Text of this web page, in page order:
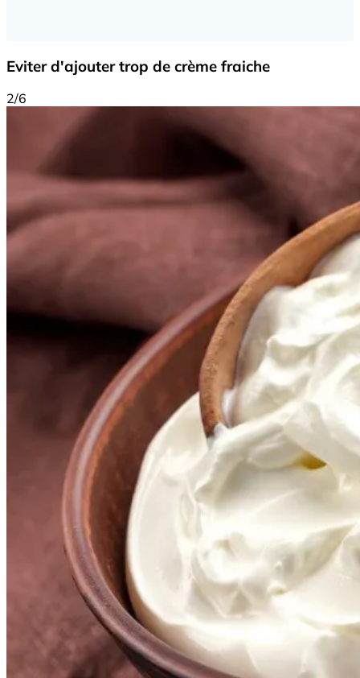
Eviter d'ajouter trop de crème fraiche
2/6